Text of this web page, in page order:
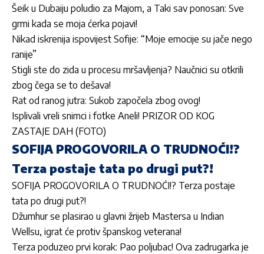
Šeik u Dubaiju poludio za Majom, a Taki sav ponosan: Sve
grmi kada se moja ćerka pojavi!
Nikad iskrenija ispovijest Sofije: “Moje emocije su jače nego
ranije”
Stigli ste do zida u procesu mršavljenja? Naučnici su otkrili
zbog čega se to dešava!
Rat od ranog jutra: Sukob započela zbog ovog!
Isplivali vreli snimci i fotke Aneli! PRIZOR OD KOG
ZASTAJE DAH (FOTO)
SOFIJA PROGOVORILA O TRUDNOĆI!?
Terza postaje tata po drugi put?!
SOFIJA PROGOVORILA O TRUDNOĆI!? Terza postaje
tata po drugi put?!
Džumhur se plasirao u glavni žrijeb Mastersa u Indian
Wellsu, igrat će protiv španskog veterana!
Terza poduzeo prvi korak: Pao poljubac! Ova zadrugarka je